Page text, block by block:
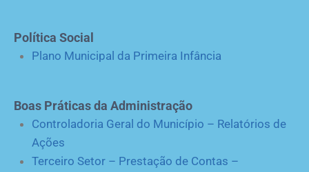
Política Social
Plano Municipal da Primeira Infância
Boas Práticas da Administração
Controladoria Geral do Município – Relatórios de
Ações
Terceiro Setor – Prestação de Contas –